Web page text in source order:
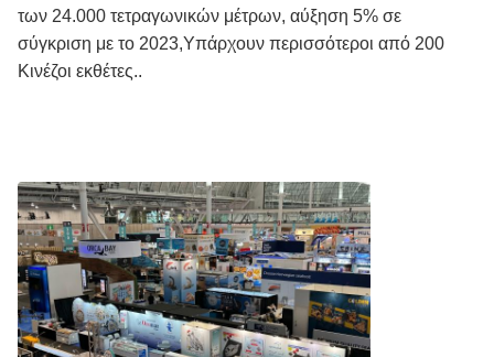
των 24.000 τετραγωνικών μέτρων, αύξηση 5% σε
σύγκριση με το 2023,Υπάρχουν περισσότεροι από 200
Κινέζοι εκθέτες..